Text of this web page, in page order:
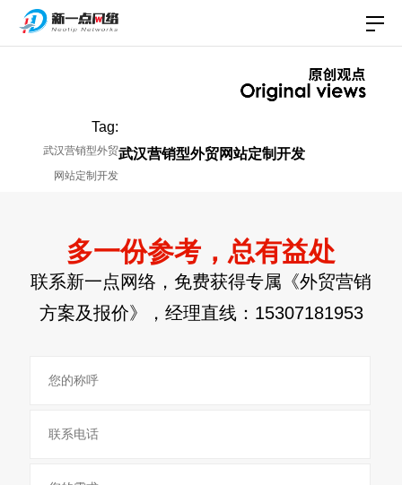
Tag:
武汉营销型外贸
网站定制开发
武汉营销型外贸网站定制开发
多一份参考，总有益处
联系新一点网络，免费获得专属《外贸营销
方案及报价》，经理直线： 15307181953